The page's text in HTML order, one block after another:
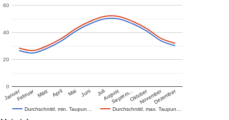
Durchschnittl. min. Taupun… Durchschnittl. max. Taupun…
JanuarFebruar März April Mai Juni JuliAugustSeptem…OktoberNovemberDezember
0
20
40
60